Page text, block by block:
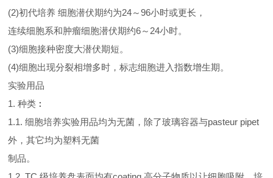
(2)初代培养 细胞潜伏期约为24～96小时或更长，
连续细胞系和肿瘤细胞潜伏期约6～24小时。
(3)细胞接种密度大潜伏期短。
(4)细胞出现分裂相增多时，标志细胞进入指数增生期。
实验用品
1. 种类︰
1.1. 细胞培养实验用品均为无菌，除了玻璃容器与pasteur pipet
外，其它均为塑料无菌
制品。